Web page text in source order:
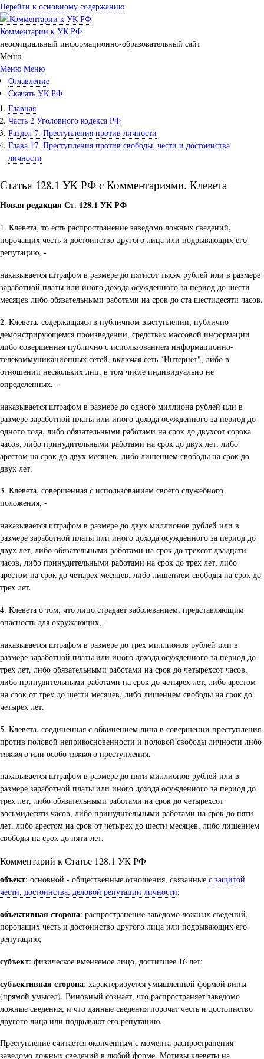
Перейти к основному содержанию
Комментарии к УК РФ
неофициальный информационно-образовательный сайт
Меню
Меню Меню
Оглавление
Скачать УК РФ
Главная
Часть 2 Уголовного кодекса РФ
Раздел 7. Преступления против личности
Глава 17. Преступления против свободы, чести и достоинства
личности
Статья 128.1 УК РФ с Комментариями. Клевета
Новая редакция Ст. 128.1 УК РФ
1. Клевета, то есть распространение заведомо ложных сведений,
порочащих честь и достоинство другого лица или подрывающих его
репутацию, -
наказывается штрафом в размере до пятисот тысяч рублей или в размере
заработной платы или иного дохода осужденного за период до шести
месяцев либо обязательными работами на срок до ста шестидесяти часов.
2. Клевета, содержащаяся в публичном выступлении, публично
демонстрирующемся произведении, средствах массовой информации
либо совершенная публично с использованием информационно-
телекоммуникационных сетей, включая сеть "Интернет", либо в
отношении нескольких лиц, в том числе индивидуально не
определенных, -
наказывается штрафом в размере до одного миллиона рублей или в
размере заработной платы или иного дохода осужденного за период до
одного года, либо обязательными работами на срок до двухсот сорока
часов, либо принудительными работами на срок до двух лет, либо
арестом на срок до двух месяцев, либо лишением свободы на срок до
двух лет.
3. Клевета, совершенная с использованием своего служебного
положения, -
наказывается штрафом в размере до двух миллионов рублей или в
размере заработной платы или иного дохода осужденного за период до
двух лет, либо обязательными работами на срок до трехсот двадцати
часов, либо принудительными работами на срок до трех лет, либо
арестом на срок до четырех месяцев, либо лишением свободы на срок до
трех лет.
4. Клевета о том, что лицо страдает заболеванием, представляющим
опасность для окружающих, -
наказывается штрафом в размере до трех миллионов рублей или в
размере заработной платы или иного дохода осужденного за период до
трех лет, либо обязательными работами на срок до четырехсот часов,
либо принудительными работами на срок до четырех лет, либо арестом
на срок от трех до шести месяцев, либо лишением свободы на срок до
четырех лет.
5. Клевета, соединенная с обвинением лица в совершении преступления
против половой неприкосновенности и половой свободы личности либо
тяжкого или особо тяжкого преступления, -
наказывается штрафом в размере до пяти миллионов рублей или в
размере заработной платы или иного дохода осужденного за период до
трех лет, либо обязательными работами на срок до четырехсот
восьмидесяти часов, либо принудительными работами на срок до пяти
лет, либо арестом на срок от четырех до шести месяцев, либо лишением
свободы на срок до пяти лет.
Комментарий к Статье 128.1 УК РФ
объект: основной - общественные отношения, связанные с защитой
чести, достоинства, деловой репутации личности;
объективная сторона: распространение заведомо ложных сведений,
порочащих честь и достоинство другого лица или подрывающих его
репутацию;
субъект: физическое вменяемое лицо, достигшее 16 лет;
субъективная сторона: характеризуется умышленной формой вины
(прямой умысел). Виновный сознает, что распространяет заведомо
ложные сведения, и что данные сведения порочат честь и достоинство
другого лица или подрывают его репутацию.
Преступление считается оконченным с момента распространения
заведомо ложных сведений в любой форме. Мотивы клеветы на